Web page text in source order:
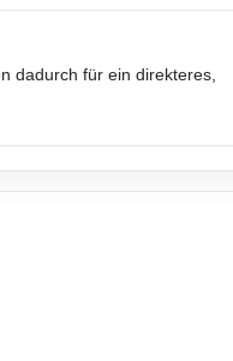
dadurch für ein direkteres,